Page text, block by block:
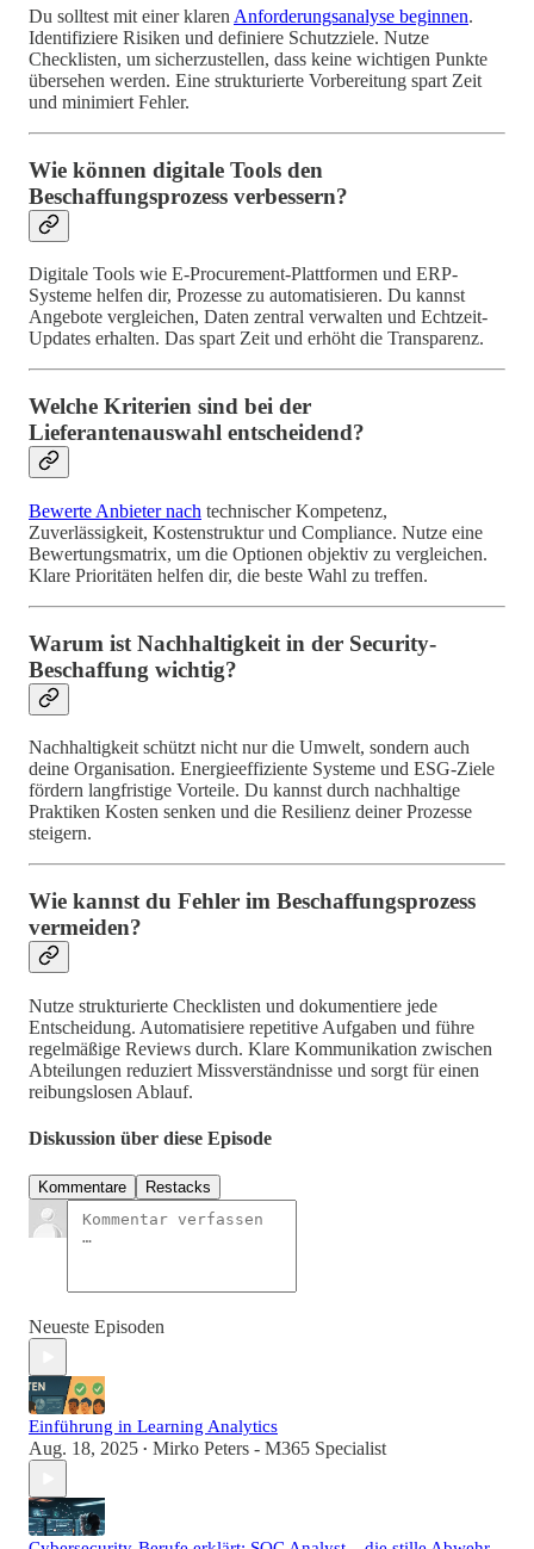
Du solltest mit einer klaren Anforderungsanalyse beginnen.
Identifiziere Risiken und definiere Schutzziele. Nutze
Checklisten, um sicherzustellen, dass keine wichtigen Punkte
übersehen werden. Eine strukturierte Vorbereitung spart Zeit
und minimiert Fehler.
Wie können digitale Tools den
Beschaffungsprozess verbessern?
Digitale Tools wie E-Procurement-Plattformen und ERP-
Systeme helfen dir, Prozesse zu automatisieren. Du kannst
Angebote vergleichen, Daten zentral verwalten und Echtzeit-
Updates erhalten. Das spart Zeit und erhöht die Transparenz.
Welche Kriterien sind bei der
Lieferantenauswahl entscheidend?
Bewerte Anbieter nach technischer Kompetenz,
Zuverlässigkeit, Kostenstruktur und Compliance. Nutze eine
Bewertungsmatrix, um die Optionen objektiv zu vergleichen.
Klare Prioritäten helfen dir, die beste Wahl zu treffen.
Warum ist Nachhaltigkeit in der Security-
Beschaffung wichtig?
Nachhaltigkeit schützt nicht nur die Umwelt, sondern auch
deine Organisation. Energieeffiziente Systeme und ESG-Ziele
fördern langfristige Vorteile. Du kannst durch nachhaltige
Praktiken Kosten senken und die Resilienz deiner Prozesse
steigern.
Wie kannst du Fehler im Beschaffungsprozess
vermeiden?
Nutze strukturierte Checklisten und dokumentiere jede
Entscheidung. Automatisiere repetitive Aufgaben und führe
regelmäßige Reviews durch. Klare Kommunikation zwischen
Abteilungen reduziert Missverständnisse und sorgt für einen
reibungslosen Ablauf.
Diskussion über diese Episode
Kommentare Restacks
Neueste Episoden
Einführung in Learning Analytics
Aug. 18, 2025 • Mirko Peters - M365 Specialist